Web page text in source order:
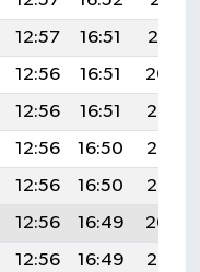
12:57 16:51
20:10
12:56 16:51
20:09
12:56 16:51
20:07
12:56 16:50
20:06
12:56 16:50
20:05
12:56 16:49
20:04
12:56 16:49
20:03